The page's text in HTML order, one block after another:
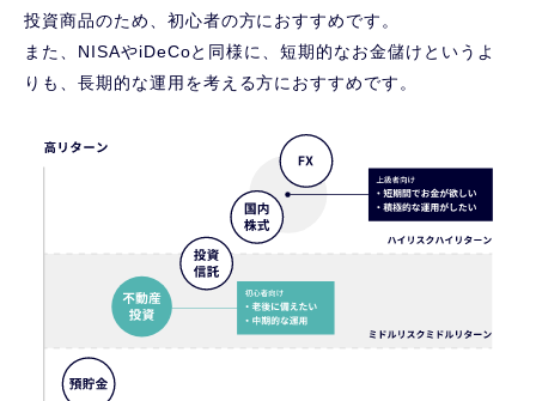
投資商品のため、初心者の方におすすめです。
また、NISAやiDeCoと同様に、短期的なお金儲けというよ
りも、長期的な運用を考える方におすすめです。